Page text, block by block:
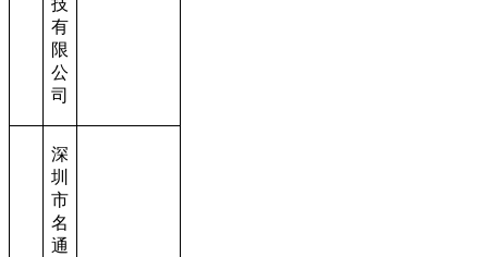
有
限
公
司
深
圳
市
名
通